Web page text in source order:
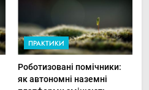
ПРАКТИКИ
Роботизовані помічники:
як автономні наземні